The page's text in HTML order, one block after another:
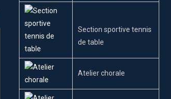
Section sportive tennis
de table
Atelier chorale